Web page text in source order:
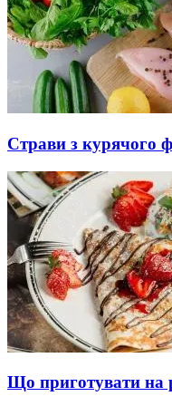
Страви з курячого
Що приготувати на